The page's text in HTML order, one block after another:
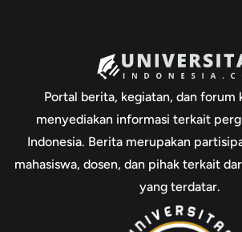
Portal berita, kegiatan, dan forum
menyediakan informasi terkait
Indonesia. Berita merupakan
mahasiswa, dosen, dan pihak terkait
yang terdatar.